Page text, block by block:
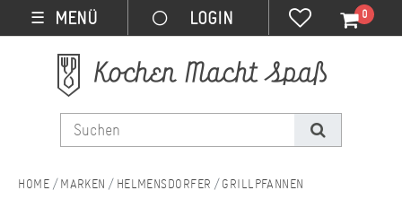
☰ MENÜ 0
MARKEN HELMENSDORFER GRILLPFANNEN